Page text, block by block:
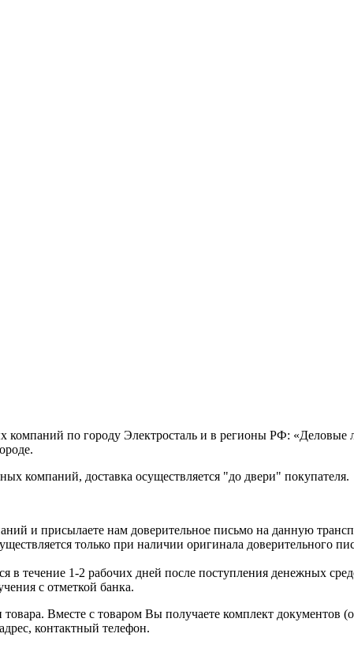
компаний по городу Электросталь и в регионы РФ:
компаний, доставка осуществляется "до двери" покупателя.
и присылаете нам доверительное письмо на данную
только при наличии оригинала доверительного
в течение 1-2 рабочих дней после поступления денежных
с отметкой банка.
Вместе с товаром Вы получаете комплект документов
контактный телефон.